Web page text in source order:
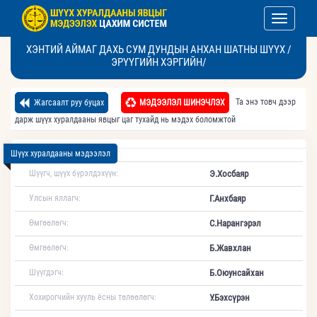
Toggle
ХЭНТИЙ АЙМАГ ДАХЬ СУМ ДУНДЫН АНХАН ШАТНЫ ШҮҮХ /
ЭРҮҮГИЙН ХЭРГИЙН/
Жагсаалт руу буцах МЭДЭЭЛЭЛ ШИНЭЧЛЭХ
Та энэ товч дээр
дарж шүүх хуралдааны явцыг цаг тухайд нь мэдэх боломжтой
Шүүх хуралдааны мэдээлэл
Шүүгч, шүүх бүрэлдэхүүн:
Э.Хосбаяр
Улсын яллагч: Г.Анхбаяр
Өмгөөлөгч: С.Нарангэрэл
Өмгөөлөгч: Б.Жавхлан
Шүүгдэгч: Б.Оюунсайхан
Хохирогчийн хууль ёсны төлөөлөгч: У.Бэхсүрэн